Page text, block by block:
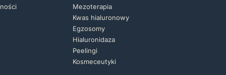
Mezoterapia
Kwas hialuronowy
Egzosomy
Hialuronidaza
Peelingi
Kosmeceutyki